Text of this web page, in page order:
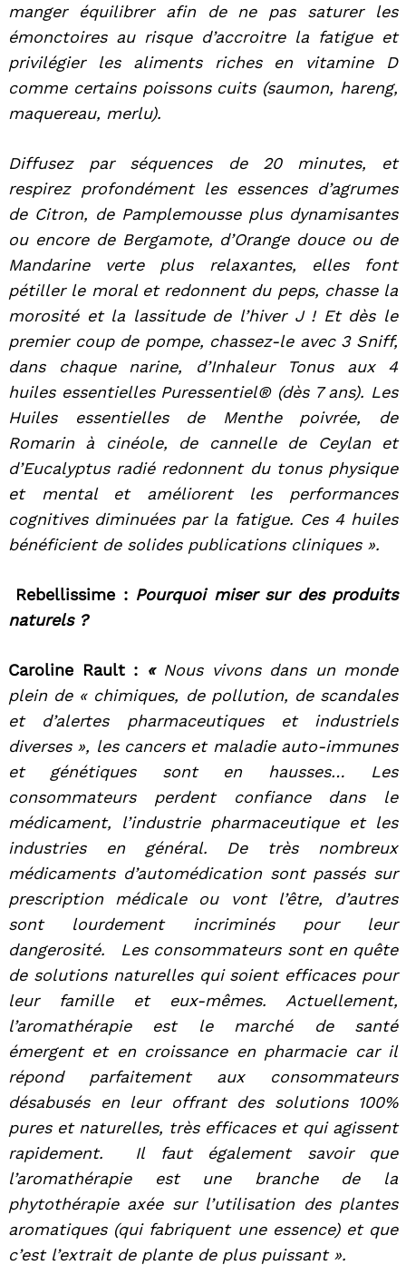
manger équilibrer afin de ne pas saturer les
émonctoires au risque d’accroitre la fatigue et
privilégier les aliments riches en vitamine D
comme certains poissons cuits (saumon, hareng,
maquereau, merlu).
Diffusez par séquences de 20 minutes, et
respirez profondément les essences d’agrumes
de Citron, de Pamplemousse plus dynamisantes
ou encore de Bergamote, d’Orange douce ou de
Mandarine verte plus relaxantes, elles font
pétiller le moral et redonnent du peps, chasse la
morosité et la lassitude de l’hiver J ! Et dès le
premier coup de pompe, chassez-le avec 3 Sniff,
dans chaque narine, d’Inhaleur Tonus aux 4
huiles essentielles Puressentiel® (dès 7 ans). Les
Huiles essentielles de Menthe poivrée, de
Romarin à cinéole, de cannelle de Ceylan et
d’Eucalyptus radié redonnent du tonus physique
et mental et améliorent les performances
cognitives diminuées par la fatigue. Ces 4 huiles
bénéficient de solides publications cliniques ».
Rebellissime : Pourquoi miser sur des produits
naturels ?
Caroline Rault : « Nous vivons dans un monde
plein de « chimiques, de pollution, de scandales
et d’alertes pharmaceutiques et industriels
diverses », les cancers et maladie auto-immunes
et génétiques sont en hausses… Les
consommateurs perdent confiance dans le
médicament, l’industrie pharmaceutique et les
industries en général. De très nombreux
médicaments d’automédication sont passés sur
prescription médicale ou vont l’être, d’autres
sont lourdement incriminés pour leur
dangerosité. Les consommateurs sont en quête
de solutions naturelles qui soient efficaces pour
leur famille et eux-mêmes. Actuellement,
l’aromathérapie est le marché de santé
émergent et en croissance en pharmacie car il
répond parfaitement aux consommateurs
désabusés en leur offrant des solutions 100%
pures et naturelles, très efficaces et qui agissent
rapidement. Il faut également savoir que
l’aromathérapie est une branche de la
phytothérapie axée sur l’utilisation des plantes
aromatiques (qui fabriquent une essence) et que
c’est l’extrait de plante de plus puissant ».